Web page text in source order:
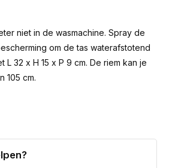
niet in de wasmachine. Spray de
om de tas waterafstotend
L 32 x H 15 x P 9 cm. De riem kan je
105 cm.